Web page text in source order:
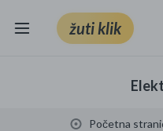
žuti klik
Početna